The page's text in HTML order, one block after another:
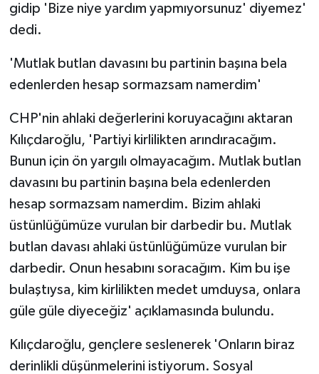
gidip 'Bize niye yardım yapmıyorsunuz' diyemez'
dedi.
'Mutlak butlan davasını bu partinin başına bela
edenlerden hesap sormazsam namerdim'
CHP'nin ahlaki değerlerini koruyacağını aktaran
Kılıçdaroğlu, 'Partiyi kirlilikten arındıracağım.
Bunun için ön yargılı olmayacağım. Mutlak butlan
davasını bu partinin başına bela edenlerden
hesap sormazsam namerdim. Bizim ahlaki
üstünlüğümüze vurulan bir darbedir bu. Mutlak
butlan davası ahlaki üstünlüğümüze vurulan bir
darbedir. Onun hesabını soracağım. Kim bu işe
bulaştıysa, kim kirlilikten medet umduysa, onlara
güle güle diyeceğiz' açıklamasında bulundu.
Kılıçdaroğlu, gençlere seslenerek 'Onların biraz
derinlikli düşünmelerini istiyorum. Sosyal